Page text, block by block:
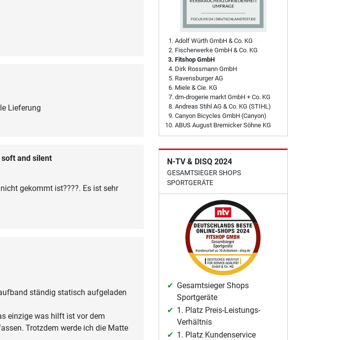
Lieferung
and silent
gekommt ist????. Es ist sehr
ständig statisch aufgeladen
einzige was hilft ist vor dem
Trotzdem werde ich die Matte
Adolf Würth GmbH & Co. KG
Fischerwerke GmbH & Co. KG
Fitshop GmbH
Dirk Rossmann GmbH
Ravensburger AG
Miele & Cie. KG
dm-drogerie markt GmbH + Co. KG
Andreas Stihl AG & Co. KG (STIHL)
Canyon Bicycles GmbH (Canyon)
ABUS August Bremicker Söhne KG
N-TV & DISQ 2024
GESAMTSIEGER SHOPS
SPORTGERÄTE
Gesamtsieger Shops
Sportgeräte
1. Platz Preis-Leistungs-
Verhältnis
1. Platz Kundenservice